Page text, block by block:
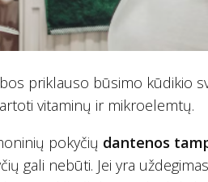
priklauso būsimo kūdikio
vitaminų ir mikroelemtų.
pokyčių dantenos
gali nebūti. Jei yra